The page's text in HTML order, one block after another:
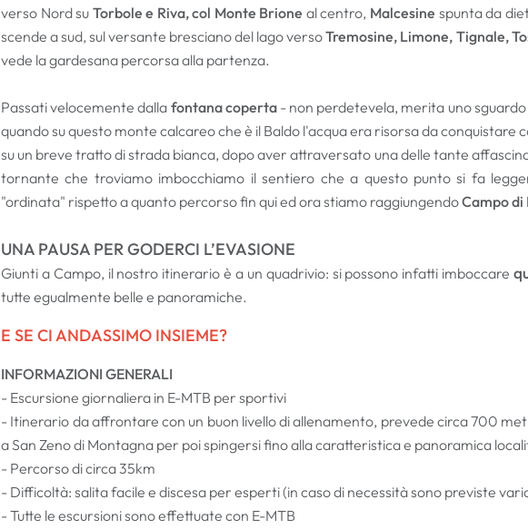
verso Nord su Torbole e Riva, col Monte Brione al centro, Malcesine spunta da
scende a sud, sul versante bresciano del lago versoTremosine, Limone, Tignale,
vede la gardesana percorsa alla partenza.
Passati velocemente dalla fontana coperta- non perdetevela, merita uno sguardo
quando su questo monte calcareo che è il Baldo l'acqua era risorsa da conquistare
su un breve tratto di strada bianca, dopo aver attraversato una delle tante
tornante che troviamo imbocchiamo il sentiero che a questo punto si fa
"ordinata" rispetto a quanto percorso fin qui ed ora stiamo raggiungendoCampodi
UNA PAUSA PER GODERCI L’EVASIONE
Giunti a Campo, il nostro itinerario è a un quadrivio: si possono infatti imboccare
tutte egualmente belle e panoramiche.
E SE CI ANDASSIMO INSIEME?
INFORMAZIONI GENERALI
- Escursione giornaliera in E-MTB per sportivi
- Itinerario da affrontare con un buon livello di allenamento, prevede circa 700
a San Zeno di Montagna per poi spingersi fino alla caratteristica e panoramica
- Percorso di circa 35km
- Difficoltà: salita facile e discesa per esperti (in caso di necessità sono previste
- Tutte le escursioni sono effettuate con E-MTB